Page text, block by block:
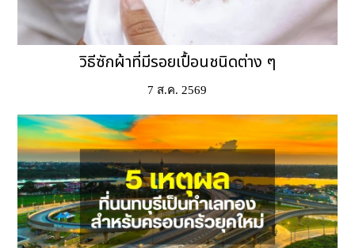
วิธีซักผ้าที่มีรอยเปื้อนชนิดต่าง ๆ
7 ส.ค. 2569